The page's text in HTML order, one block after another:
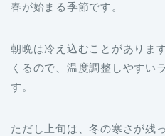
春が始まる季節です。
朝晩は冷え込むことがありま
くるので、温度調整しやすい
す。
ただし上旬は、冬の寒さが残